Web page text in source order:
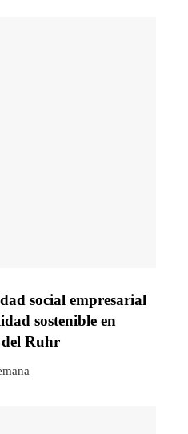
social empresarial
sostenible en
del Ruhr